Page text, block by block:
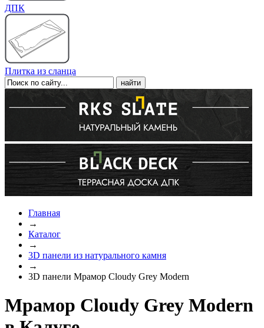
ДПК
Плитка из сланца
Главная
→
Каталог
→
3D панели из натурального камня
→
3D панели Мрамор Cloudy Grey Modern
Мрамор Cloudy Grey Modern